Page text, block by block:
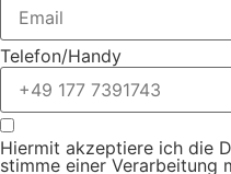
Telefon/Handy
Hiermit akzeptiere ich die
stimme einer Verarbeitung